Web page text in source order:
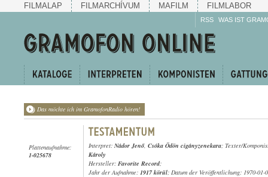
FILMALAP FILMARCHÍVUM MAFILM FILMLABOR
RSS WAS IST
Das möchte ich im GramofonRadio hören!
Plattenaufnahme:
1-025678
Interpret: Nádor Jenő, Csóka Ödön cigányzenekara; Texter/
Károly
Hersteller: Favorite Record;
Jahr der Aufnahme: 1917 körül; Datum der Veröffentlichung: 1970-01-